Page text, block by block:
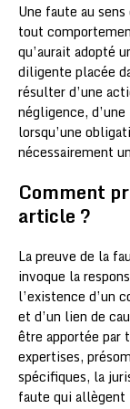
Une faute au
tout
qu’aurait adopté
diligente placée
résulter d’une
négligence,
lorsqu’une
nécessairement
Comment
article ?
La preuve de la
invoque la
l’existence d’un
et d’un lien de
être apportée par
expertises,
spécifiques, la
faute qui allègent